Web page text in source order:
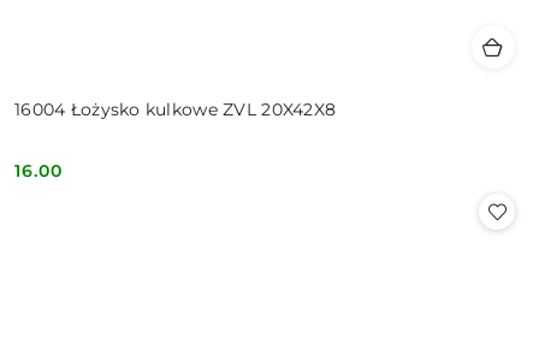
16004 Łożysko kulkowe ZVL 20X42X8
Cena:
16.00